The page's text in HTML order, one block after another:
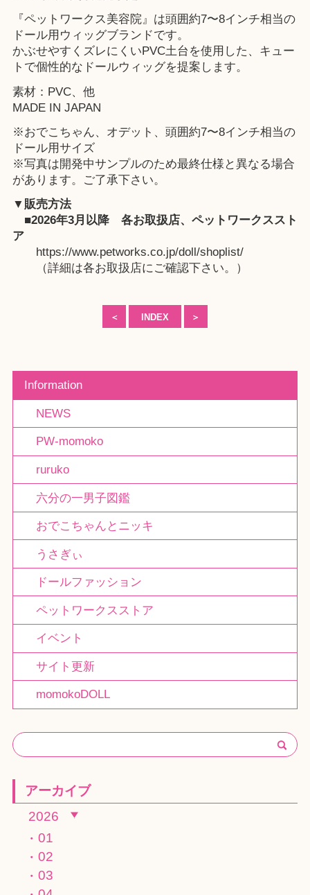
『ペットワークス美容院』は頭囲約7〜8インチ相当の
ドール用ウィッグブランドです。
かぶせやすくズレにくいPVC土台を使用した、キュー
トで個性的なドールウィッグを提案します。
素材：PVC、他
MADE IN JAPAN
※おでこちゃん、オデット、頭囲約7〜8インチ相当の
ドール用サイズ
※写真は開発中サンプルのため最終仕様と異なる場合
があります。ご了承下さい。
▼販売方法
■2026年3月以降 各お取扱店、 ペットワークススト
ア
https://www.petworks.co.jp/doll/shoplist/
（詳細は各お取扱店にご確認下さい。）
＜ INDEX ＞
Information
NEWS
PW-momoko
ruruko
六分の一男子図鑑
おでこちゃんとニッキ
うさぎぃ
ドールファッション
ペットワークスストア
イベント
サイト更新
momokoDOLL
アーカイブ
2026
01
02
03